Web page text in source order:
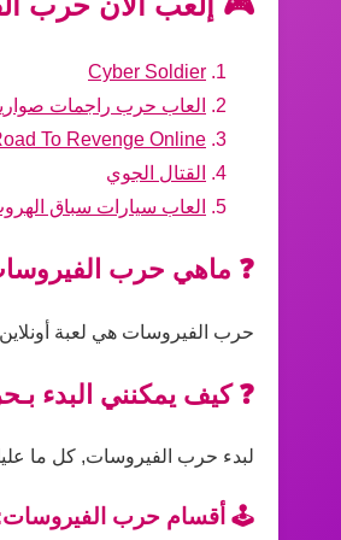
Cyber Soldier
العاب حرب راجمات
To Revenge Online
القتال الجوي
العاب سيارات سباق
❓ ماهي حرب
حرب الفيروسات هي لعبة
❓ كيف يمكنني البدء
لبدء حرب الفيروسات, كل ما
🕹️ أقسام حرب